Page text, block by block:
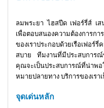
ลมพระยา ไฮสปีด เฟอร์รี่ส์ เ
เพื่อตอบสนองความต้องการก
ของเราประกอบด้วยเรือเฟอ
สบาย ทีมงานที่มีประสบการณ์ข
คุณจะเป็นประสบการณ์ที่น่าพ
หมายปลายทาง บริการของเรา
จุดเด่นหลัก